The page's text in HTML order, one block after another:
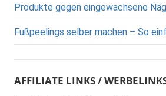
Produkte gegen eingewachsene
Fußpeelings selber machen – So
AFFILIATE LINKS /